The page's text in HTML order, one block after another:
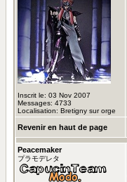
Inscrit le: 03 Nov 2007
Messages: 4733
Localisation: Bretigny sur orge
Revenir en haut de page
Peacemaker
プラモデレタ